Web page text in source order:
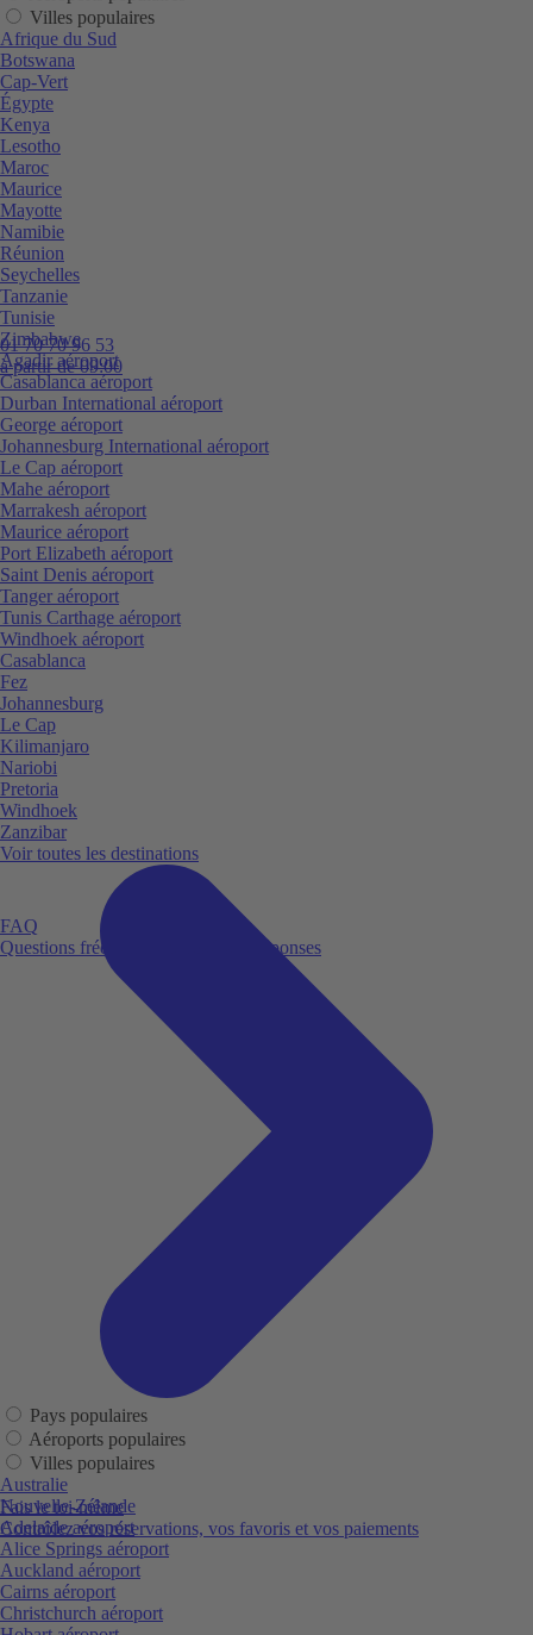
01 70 70 96 53
à partir de 09:00
FAQ
Questions fréquemment posées et réponses
Fais le toi-même
Contrôlez vos réservations, vos favoris et vos paiements
Villes populaires
Afrique du Sud
Botswana
Cap-Vert
Égypte
Kenya
Lesotho
Maroc
Maurice
Mayotte
Namibie
Réunion
Seychelles
Tanzanie
Tunisie
Zimbabwe
Agadir aéroport
Casablanca aéroport
Durban International aéroport
George aéroport
Johannesburg International aéroport
Le Cap aéroport
Mahe aéroport
Marrakesh aéroport
Maurice aéroport
Port Elizabeth aéroport
Saint Denis aéroport
Tanger aéroport
Tunis Carthage aéroport
Windhoek aéroport
Casablanca
Fez
Johannesburg
Le Cap
Kilimanjaro
Nariobi
Pretoria
Windhoek
Zanzibar
Voir toutes les destinations
Pays populaires
Aéroports populaires
Villes populaires
Australie
Nouvelle-Zélande
Adelaide aéroport
Alice Springs aéroport
Auckland aéroport
Cairns aéroport
Christchurch aéroport